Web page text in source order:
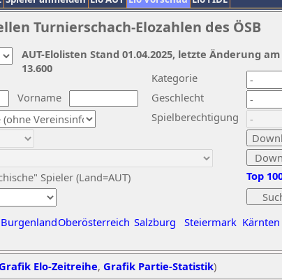
Turnierschach-Elozahlen des ÖSB
Vorname
Kategorie
Geschlecht
Spieler (Land=AUT)
Spielberechtigung
BurgenlandOberösterreich Salzburg Steiermark Kärnten
Top
AUT-Elolisten Stand 01.04.2025, letzte Änderung
13.600
Elo-Zeitreihe, Grafik Partie-Statistik)